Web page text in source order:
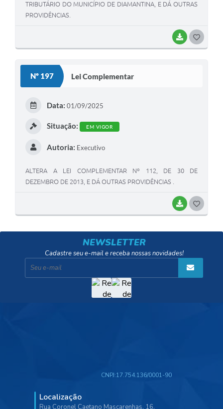
BAIXAR
TRIBUTÁRIO DO MUNICÍPIO DE DIAMANTINA, E DÁ OUTRAS
PROVIDÊNCIAS.
Nº 197 Lei Complementar
BAIXAR
Data: 01/09/2025
Situação: EM VIGOR
Autoria: Executivo
ALTERA A LEI COMPLEMENTAR Nº 112, DE 30 DE
DEZEMBRO DE 2013, E DÁ OUTRAS PROVIDÊNCIAS .
NEWSLETTER
Cadastre seu e-mail e receba nossas novidades!
Localização
Rua Coronel Caetano Mascarenhas, 16,
CNPJ:17.754.136/0001-90